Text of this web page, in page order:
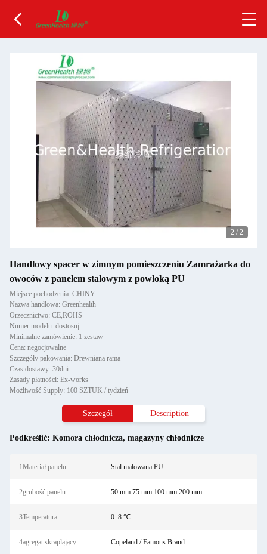
2 / 2
Handlowy spacer w zimnym pomieszczeniu Zamrażarka do
owoców z panelem stalowym z powłoką PU
Miejsce pochodzenia: CHINY
Nazwa handlowa: Greenhealth
Orzecznictwo: CE,ROHS
Numer modelu: dostosuj
Minimalne zamówienie: 1 zestaw
Cena: negocjowalne
Szczegóły pakowania: Drewniana rama
Czas dostawy: 30dni
Zasady płatności: Ex-works
Możliwość Supply: 100 SZTUK / tydzień
Szczegół Description
Podkreślić: Komora chłodnicza, magazyny chłodnicze
1Materiał panelu: Stal malowana PU
2grubość panelu: 50 mm 75 mm 100 mm 200 mm
3Temperatura: 0–8 ℃
4agregat skraplający: Copeland / Famous Brand